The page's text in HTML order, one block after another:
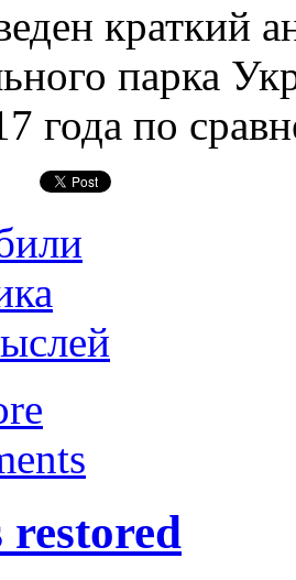
краткий
парка
года по
restored